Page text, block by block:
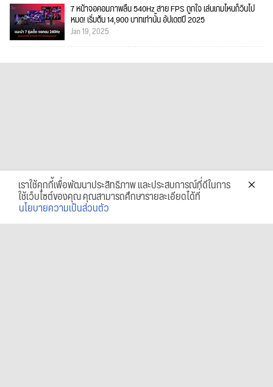
7 หน้าจอคอมภาพลื่น 540Hz สาย FPS ถูกใจ เล่นเกมไหนก็วินไป
หมด! เริ่มต้น 14,900 บาทเท่านั้น อัปเดตปี 2025
Jan 19, 2025
เราใช้คุกกี้เพื่อพัฒนาประสิทธิภาพ และประสบการณ์ที่ดีในการ
ใช้เว็บไซต์ของคุณ คุณสามารถศึกษารายละเอียดได้ที่
นโยบายความเป็นส่วนตัว